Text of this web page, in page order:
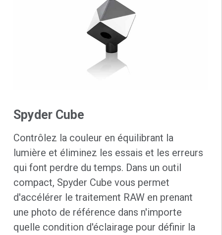
Spyder Cube
Contrôlez la couleur en équilibrant la
lumière et éliminez les essais et les erreurs
qui font perdre du temps. Dans un outil
compact, Spyder Cube vous permet
d'accélérer le traitement RAW en prenant
une photo de référence dans n'importe
quelle condition d'éclairage pour définir la